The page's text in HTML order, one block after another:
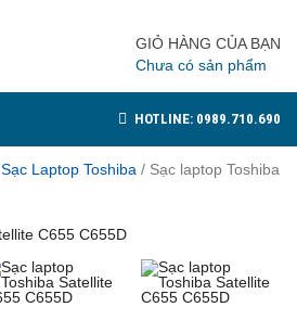
GIỎ HÀNG CỦA BẠN
Chưa có sản phẩm
HOTLINE: 0989.710.690
Sạc Laptop Toshiba / Sạc laptop Toshiba